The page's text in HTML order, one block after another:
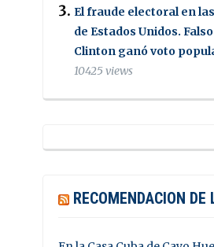
El fraude electoral en
de Estados Unidos.
Clinton ganó voto
10425 views
RECOMENDACION DE